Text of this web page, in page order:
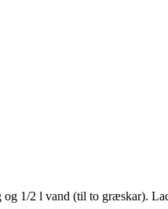
1/2 l vand (til to græskar).